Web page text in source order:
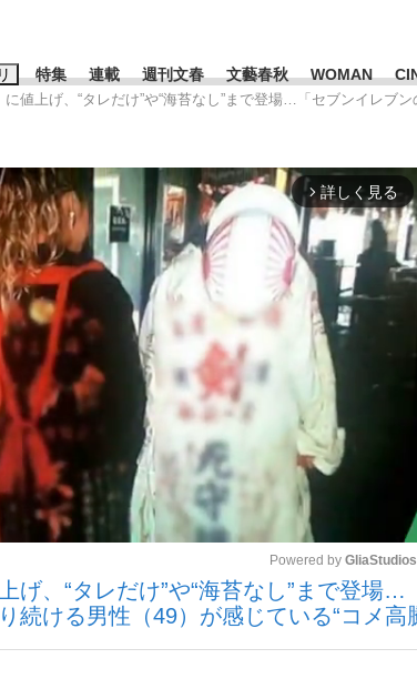
かした日本代表監督に... 「最悪の空気の
特集 連載 週刊文春 文藝春秋 WOMAN
ードタグ一覧
輝 #高市早苗 #後藤真希 #森岡毅 #城彰二 #
和田武
値上げ、“タレだけ”や“海苔なし”まで登場…「セブンイレブ
arrow_forward_ios 詳しく見る
Mute
Powered by GliaStudios
げ、“タレだけ”や“海苔なし”まで登場…
続ける男性（49）が感じている“コメ高